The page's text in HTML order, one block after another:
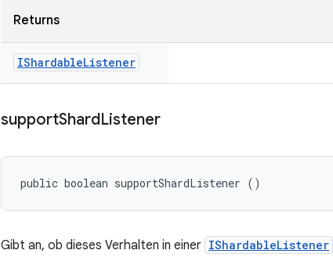
Returns
IShardableListener
supportShardListener
public boolean supportShardListener ()
Gibt an, ob dieses Verhalten in einer IShardableListener